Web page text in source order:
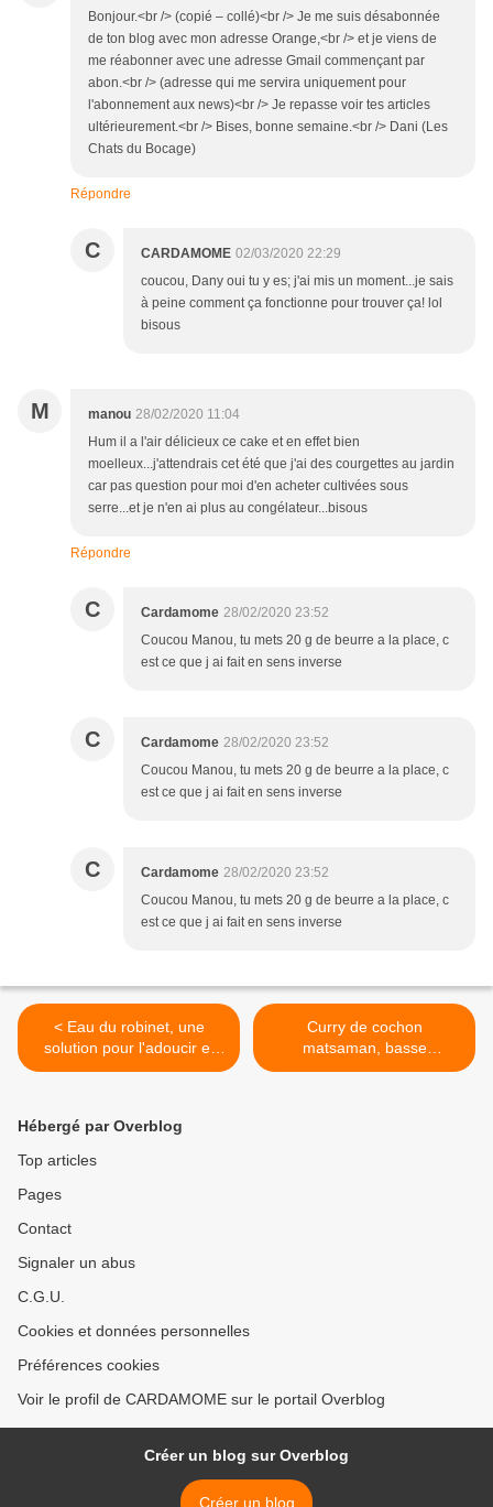
Bonjour.<br /> (copié – collé)<br /> Je me suis désabonnée
de ton blog avec mon adresse Orange,<br /> et je viens de
me réabonner avec une adresse Gmail commençant par
abon.<br /> (adresse qui me servira uniquement pour
l'abonnement aux news)<br /> Je repasse voir tes articles
ultérieurement.<br /> Bises, bonne semaine.<br /> Dani (Les
Chats du Bocage)
Répondre
C CARDAMOME 02/03/2020 22:29
coucou, Dany oui tu y es; j'ai mis un moment...je sais
à peine comment ça fonctionne pour trouver ça! lol
bisous
M manou 28/02/2020 11:04
Hum il a l'air délicieux ce cake et en effet bien
moelleux...j'attendrais cet été que j'ai des courgettes au jardin
car pas question pour moi d'en acheter cultivées sous
serre...et je n'en ai plus au congélateur...bisous
Répondre
C Cardamome 28/02/2020 23:52
Coucou Manou, tu mets 20 g de beurre a la place, c
est ce que j ai fait en sens inverse
C Cardamome 28/02/2020 23:52
Coucou Manou, tu mets 20 g de beurre a la place, c
est ce que j ai fait en sens inverse
C Cardamome 28/02/2020 23:52
Coucou Manou, tu mets 20 g de beurre a la place, c
est ce que j ai fait en sens inverse
< Eau du robinet, une
solution pour l'adoucir et
limiter l'usage du plastique
Curry de cochon
matsaman, basse
température >
Hébergé par Overblog
Top articles
Pages
Contact
Signaler un abus
C.G.U.
Cookies et données personnelles
Préférences cookies
Voir le profil de CARDAMOME sur le portail Overblog
Créer un blog sur Overblog
Créer un blog